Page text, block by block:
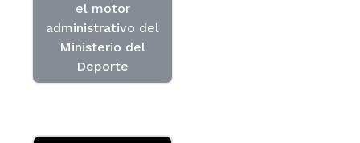
el motor
administrativo del
Ministerio del
Deporte